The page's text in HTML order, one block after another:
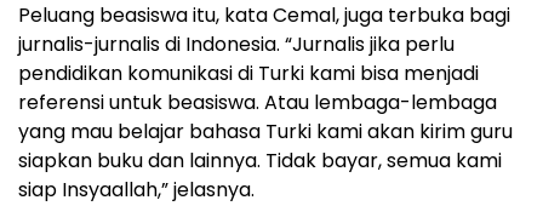
Peluang beasiswa itu, kata Cemal, juga terbuka bagi
jurnalis-jurnalis di Indonesia. “Jurnalis jika perlu
pendidikan komunikasi di Turki kami bisa menjadi
referensi untuk beasiswa. Atau lembaga-lembaga
yang mau belajar bahasa Turki kami akan kirim guru
siapkan buku dan lainnya. Tidak bayar, semua kami
siap Insyaallah,” jelasnya.